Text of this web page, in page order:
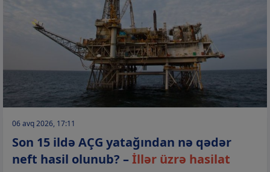
06 avq 2026, 17:11
Son 15 ildə AÇG yatağından nə qədər
neft hasil olunub? –İllər üzrə hasilat